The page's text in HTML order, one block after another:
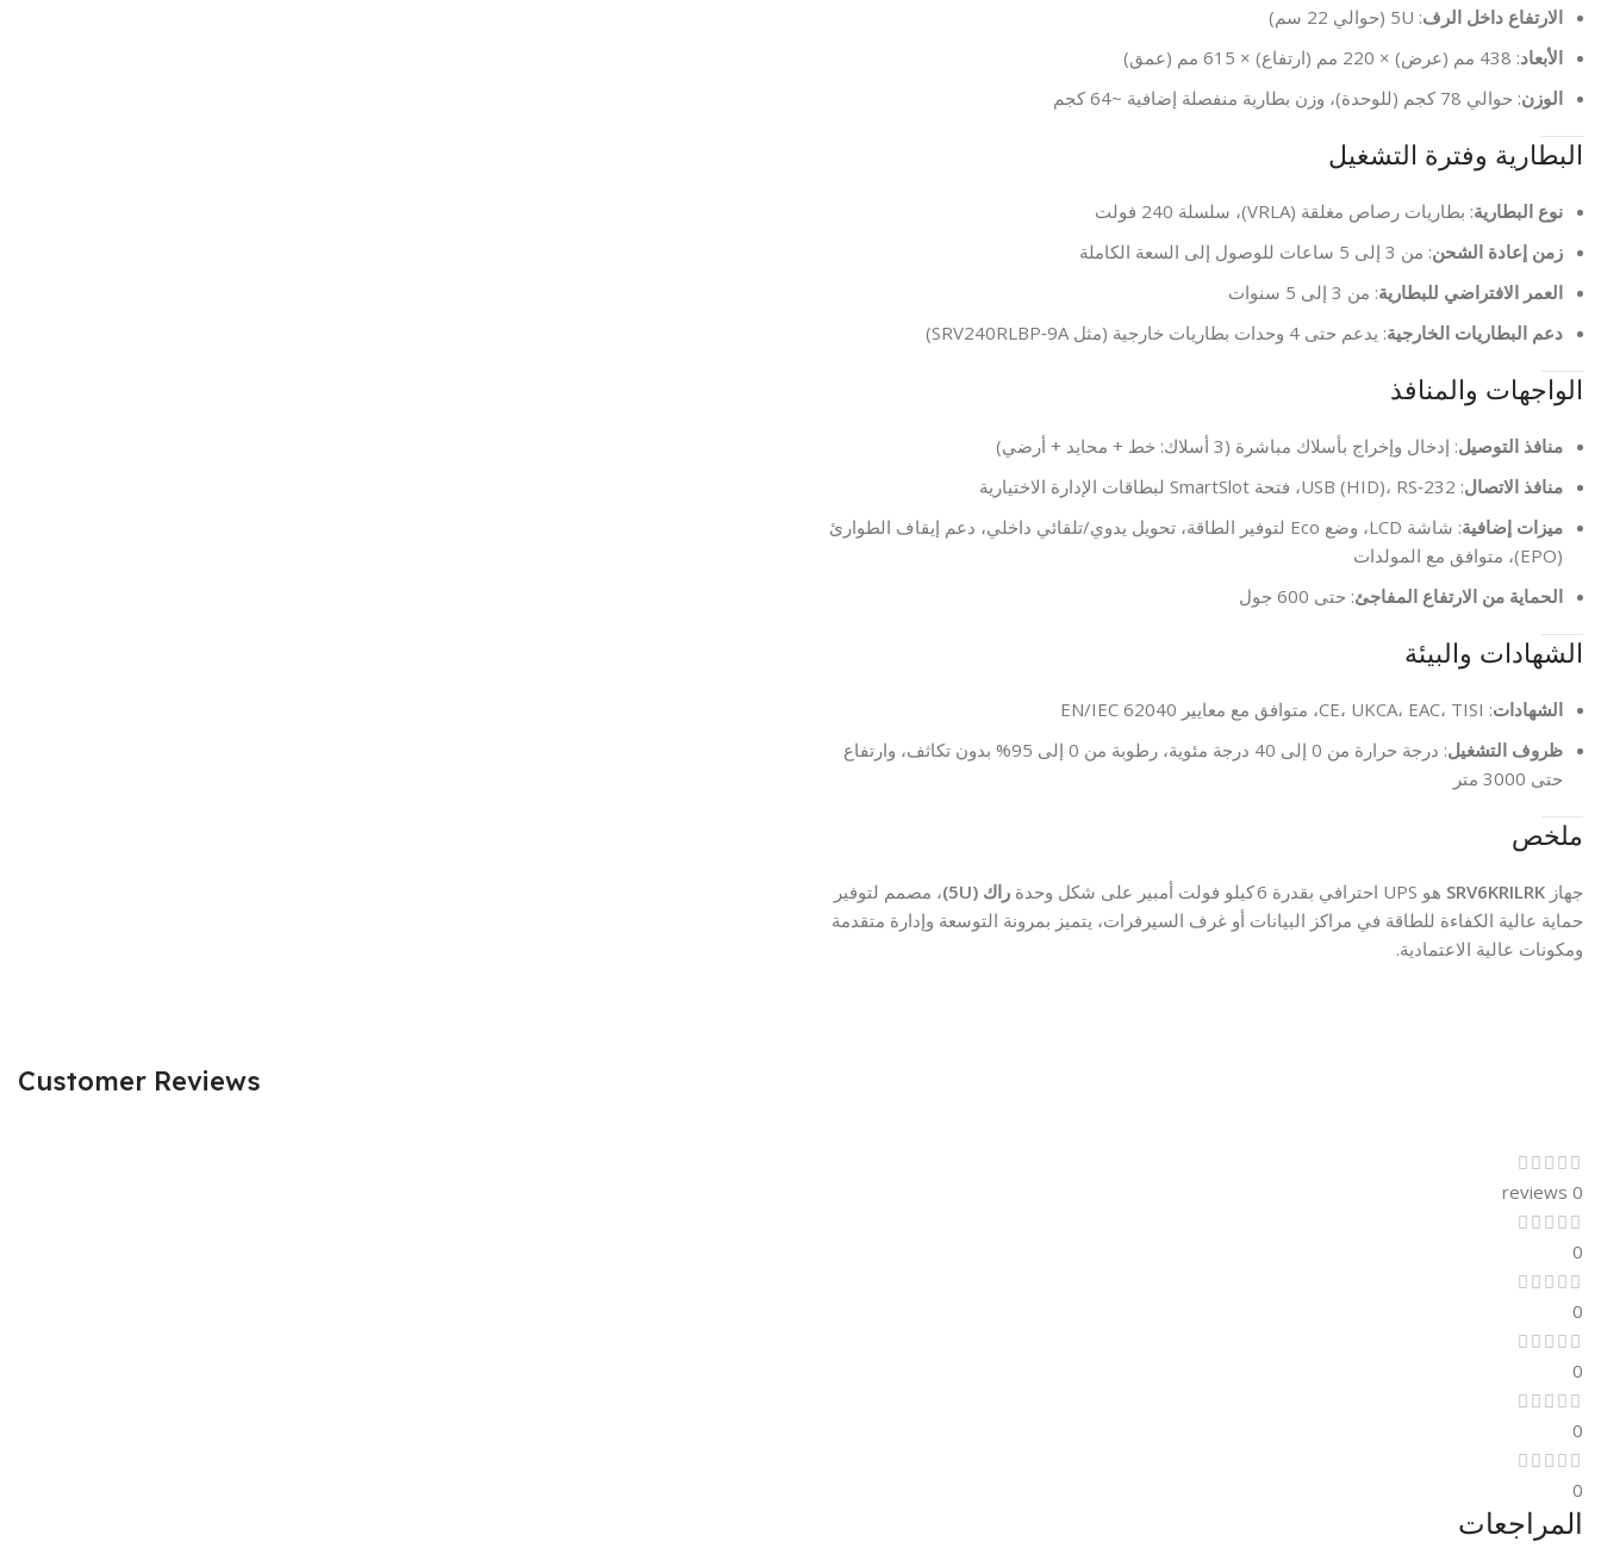
الارتفاع داخل الرف: 5U (حوالي 22 سم)
الأبعاد: 438 مم (عرض) × 220 مم (ارتفاع) × 615 مم (عمق)
الوزن: حوالي 78 كجم (للوحدة)، وزن بطارية منفصلة إضافية ~64 كجم
البطارية وفترة التشغيل
نوع البطارية: بطاريات رصاص مغلقة (VRLA)، سلسلة 240 فولت
زمن إعادة الشحن: من 3 إلى 5 ساعات للوصول إلى السعة الكاملة
العمر الافتراضي للبطارية: من 3 إلى 5 سنوات
دعم البطاريات الخارجية: يدعم حتى 4 وحدات بطاريات خارجية (مثل SRV240RLBP‑9A)
الواجهات والمنافذ
منافذ التوصيل: إدخال وإخراج بأسلاك مباشرة (3 أسلاك: خط + محايد + أرضي)
منافذ الاتصال: USB (HID)، RS‑232، فتحة SmartSlot لبطاقات الإدارة الاختيارية
ميزات إضافية
: شاشة LCD، وضع Eco لتوفير الطاقة، تحويل يدوي/تلقائي داخلي، دعم إيقاف الطوارئ
(EPO)، متوافق مع المولدات
الحماية من الارتفاع المفاجئ: حتى 600 جول
الشهادات والبيئة
الشهادات: CE، UKCA، EAC، TISI، متوافق مع معايير EN/IEC 62040
ظروف التشغيل
: درجة حرارة من 0 إلى 40 درجة مئوية، رطوبة من 0 إلى 95% بدون تكاثف، وارتفاع
حتى 3000 متر
ملخص
جهاز SRV6KRILRK هو UPS احترافي بقدرة 6 كيلو فولت أمبير على شكل وحدة راك (5U)
، مصمم لتوفير
حماية عالية الكفاءة للطاقة في مراكز البيانات أو غرف السيرفرات، يتميز بمرونة التوسعة وإدارة متقدمة
ومكونات عالية الاعتمادية.
Customer Reviews
0 reviews
0
0
0
0
0
المراجعات